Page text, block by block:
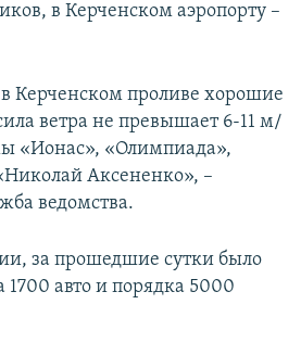
в Керченском аэропорту –
Керченском проливе хорошие
ветра не превышает 6-11 м/
«Ионас», «Олимпиада»,
Аксененко», –
ведомства.
за прошедшие сутки было
1700 авто и порядка 5000